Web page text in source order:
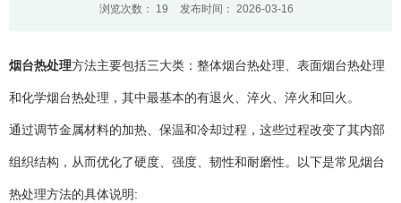
浏览次数： 19 发布时间： 2026-03-16
烟台热处理方法主要包括三大类：整体烟台热处理、表面烟台热处理
和化学烟台热处理，其中最基本的有退火、淬火、淬火和回火。
通过调节金属材料的加热、保温和冷却过程，这些过程改变了其内部
组织结构，从而优化了硬度、强度、韧性和耐磨性。以下是常见烟台
热处理方法的具体说明: